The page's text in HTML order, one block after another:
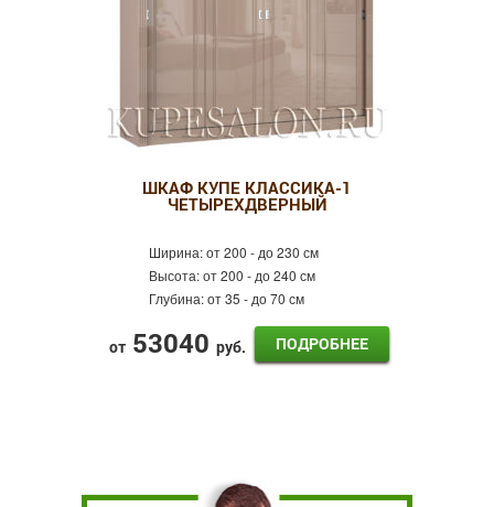
ШКАФ КУПЕ КЛАССИКА-1
ЧЕТЫРЕХДВЕРНЫЙ
Ширина:от 200 - до 230 см
Высота:от 200 - до 240 см
Глубина:от 35 - до 70 см
от 53040 руб. ПОДРОБНЕЕ